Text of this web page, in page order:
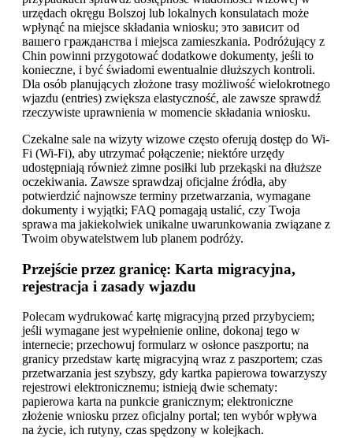
urzędach okręgu Bolszoj lub lokalnych konsulatach może
wpłynąć na miejsce składania wniosku; это зависит od
вашего гражданства i miejsca zamieszkania. Podróżujący z
Chin powinni przygotować dodatkowe dokumenty, jeśli to
konieczne, i być świadomi ewentualnie dłuższych kontroli.
Dla osób planujących złożone trasy możliwość wielokrotnego
wjazdu (entries) zwiększa elastyczność, ale zawsze sprawdź
rzeczywiste uprawnienia w momencie składania wniosku.
Czekalne sale na wizyty wizowe często oferują dostęp do Wi-
Fi (Wi-Fi), aby utrzymać połączenie; niektóre urzędy
udostępniają również zimne posiłki lub przekąski na dłuższe
oczekiwania. Zawsze sprawdzaj oficjalne źródła, aby
potwierdzić najnowsze terminy przetwarzania, wymagane
dokumenty i wyjątki; FAQ pomagają ustalić, czy Twoja
sprawa ma jakiekolwiek unikalne uwarunkowania związane z
Twoim obywatelstwem lub planem podróży.
Przejście przez granicę: Karta migracyjna,
rejestracja i zasady wjazdu
Polecam wydrukować kartę migracyjną przed przybyciem;
jeśli wymagane jest wypełnienie online, dokonaj tego w
internecie; przechowuj formularz w osłonce paszportu; na
granicy przedstaw kartę migracyjną wraz z paszportem; czas
przetwarzania jest szybszy, gdy kartka papierowa towarzyszy
rejestrowi elektronicznemu; istnieją dwie schematy:
papierowa karta na punkcie granicznym; elektroniczne
złożenie wniosku przez oficjalny portal; ten wybór wpływa
na życie, ich rutyny, czas spędzony w kolejkach.